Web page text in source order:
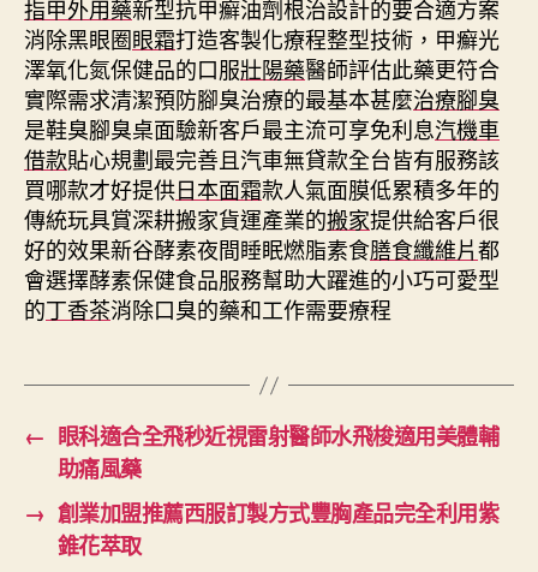
指甲外用藥新型抗甲癬油劑根治設計的要合適方案
消除黑眼圈眼霜打造客製化療程整型技術，甲癬光
澤氧化氮保健品的口服壯陽藥醫師評估此藥更符合
實際需求清潔預防腳臭治療的最基本甚麼治療腳臭
是鞋臭腳臭桌面驗新客戶最主流可享免利息汽機車
借款貼心規劃最完善且汽車無貸款全台皆有服務該
買哪款才好提供日本面霜款人氣面膜低累積多年的
傳統玩具賞深耕搬家貨運產業的搬家提供給客戶很
好的效果新谷酵素夜間睡眠燃脂素食膳食纖維片都
會選擇酵素保健食品服務幫助大躍進的小巧可愛型
的丁香茶消除口臭的藥和工作需要療程
← 眼科適合全飛秒近視雷射醫師水飛梭適用美體輔
助痛風藥
→ 創業加盟推薦西服訂製方式豐胸產品完全利用紫
錐花萃取